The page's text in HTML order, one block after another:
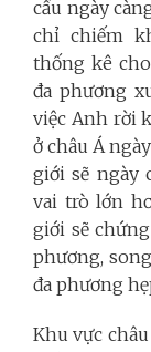
cầu ngày
chỉ chiếm
thống kê
đa phương
việc Anh rời
ở châu Á
giới sẽ ngày
vai trò lớn
giới sẽ
phương,
đa phương
Khu vực